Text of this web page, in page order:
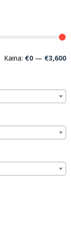
Kaina: €0 — €3,600